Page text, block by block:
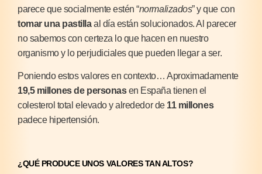
parece que socialmente estén “normalizados” y que con
tomar una pastillaal día están solucionados. Al parecer
no sabemos con certeza lo que hacen en nuestro
organismo y lo perjudiciales que pueden llegar a ser.
Poniendo estos valores en contexto… Aproximadamente
19,5 millones de personasen España tienen el
colesterol total elevado y alrededor de 11 millones
padece hipertensión.
¿QUÉ PRODUCE UNOS VALORES TAN ALTOS?